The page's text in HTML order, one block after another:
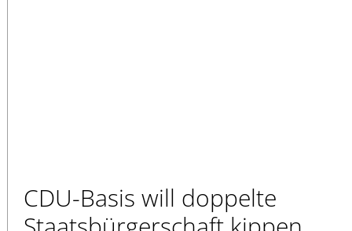
CDU-Basis will doppelte